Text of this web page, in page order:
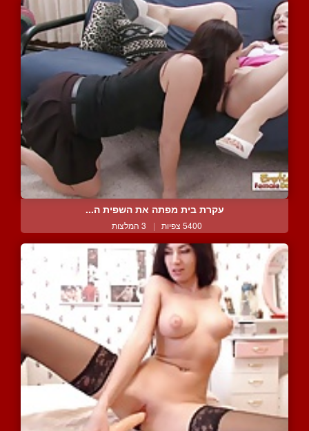
עקרת בית מפתה את השפית ה...
5400 צפיות | 3 המלצות